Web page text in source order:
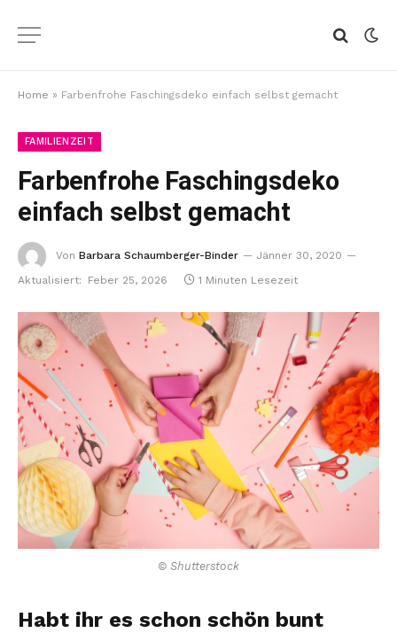
Home » Farbenfrohe Faschingsdeko einfach selbst gemacht
FAMILIENZEIT
Farbenfrohe Faschingsdeko
einfach selbst gemacht
Von Barbara Schaumberger-Binder
Jänner 30, 2020
Aktualisiert:
Feber 25, 2026 1 Minuten Lesezeit
© Shutterstock
Habt ihr es schon schön bunt